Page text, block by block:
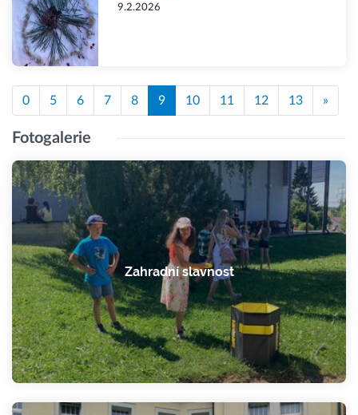
9.2.2026
0 5 6 7 8 9 10 11 12 13 »
Fotogalerie
Zahradní slavnost